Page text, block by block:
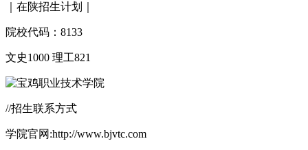
｜在陕招生计划｜
院校代码：8133
文史1000 理工821
//招生联系方式
学院官网:http://www.bjvtc.com